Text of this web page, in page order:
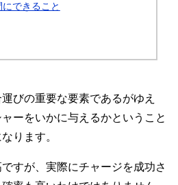
できること
びの重要な要素であるがゆえ
ーをいかに与えるかということ
ります。
すが、実際にチャージを成功さ